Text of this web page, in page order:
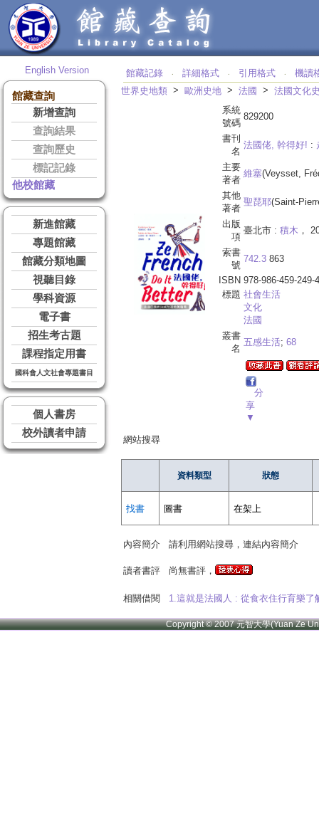
English Version
館藏查詢
新增查詢
查詢結果
查詢歷史
標記記錄
他校館藏
新進館藏
專題館藏
館藏分類地圖
視聽目錄
學科資源
電子書
招生考古題
課程指定用書
國科會人文社會專題書目
個人書房
校外讀者申請
館藏記錄 ‧ 詳細格式 ‧ 引用格式 ‧
機讀
世界史地類 > 歐洲史地 > 法國 > 法國文化
系統
號碼
829200
書刊
名
法國佬, 幹得好! :
主要
著者
維塞(Veysset,
其他
著者
聖琵耶(Saint-
出版
項
臺北市 : 積木 ，
索書
號
742.3 863
ISBN 978-986-459-249-4
標題 社會生活
文化
法國
叢書
名
五感生活; 68
分
享
▼
網站搜尋
資料類型 狀態
找書 圖書 在架上
內容簡介 請利用網站搜尋，連結內容簡介
讀者書評 尚無書評，
相關借閱 1.這就是法國人 : 從食衣住行育樂了
Copyright © 2007 元智大學(Yuan Ze